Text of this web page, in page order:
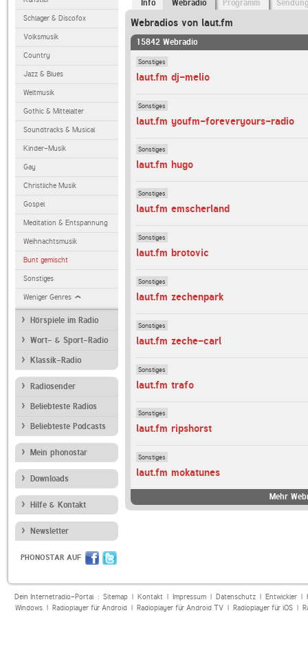
Schlager & Discofox
Volksmusik
Country
Jazz & Blues
Weltmusik
Gothic & Mittelalter
Soundtracks & Musical
Kinder-Musik
Gay
Christliche Musik
Gospel
Meditation & Entspannung
Weihnachtsmusik
Bunt gemischt
Sonstiges
Weniger Genres
Hörspiele im Radio
Wort- & Sport-Radio
Klassik-Radio
Radiosender
Beliebteste Radios
Beliebteste Podcasts
Mein phonostar
Downloads
Hilfe & Kontakt
Newsletter
PHONOSTAR AUF
Info Webradio Programm
Webradios von laut.fm
15842 Webradio
Sonstiges
laut.fm dj-melio
Sonstiges
laut.fm youfm-foreveryours-radio
Sonstiges
laut.fm hugo
Sonstiges
laut.fm emscherland
Sonstiges
laut.fm brotovic
Sonstiges
laut.fm zechenpark
Sonstiges
laut.fm zeche-carl
Sonstiges
laut.fm trafo
Sonstiges
laut.fm ripshorst
Sonstiges
laut.fm mokatunes
Mehr
Dein Internetradio-Portal : Sitemap| Kontakt| Impressum| Datenschutz| Entwickler|
Windows| Radioplayer für Android| Radioplayer für Android TV| Radioplayer für iOS|